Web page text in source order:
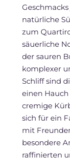
natürliche
zum
säuerliche
der sauren
komplexer
Schliff sind
einen
cremige
sich für ein
mit
besondere
raffinierten